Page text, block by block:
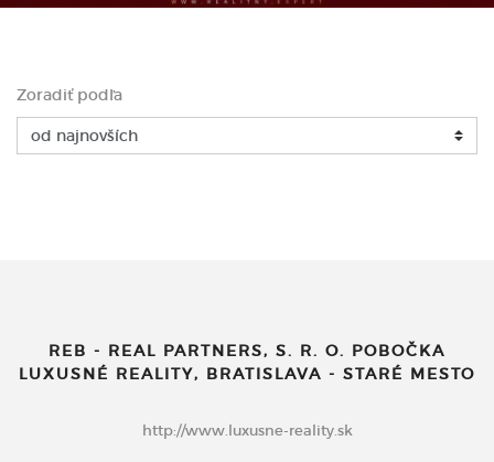
Zoradiť podľa
REB - REAL PARTNERS, S. R. O. POBOČKA
LUXUSNÉ REALITY, BRATISLAVA - STARÉ MESTO
http://www.luxusne-reality.sk